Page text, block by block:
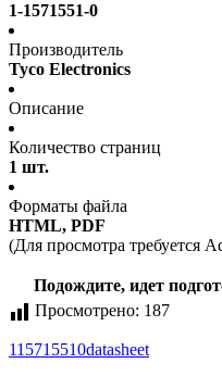
1-1571551-0
Производитель
Tyco Electronics
Описание
Количество страниц
1 шт.
Форматы файла
HTML, PDF
(Для просмотра требуется
Подождите, идет
Просмотрено: 187
115715510datasheet